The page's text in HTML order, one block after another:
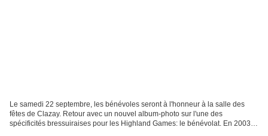
Le samedi 22 septembre, les bénévoles seront à l'honneur à la salle des
fêtes de Clazay. Retour avec un nouvel album-photo sur l'une des
spécificités bressuiraises pour les Highland Games: le bénévolat. En 2003,